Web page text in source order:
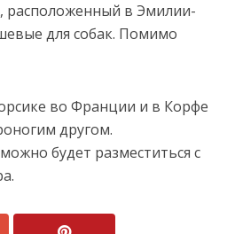
расположенный в Эмилии-
для собак. Помимо
во Франции и в Корфе
другом.
будет разместиться с